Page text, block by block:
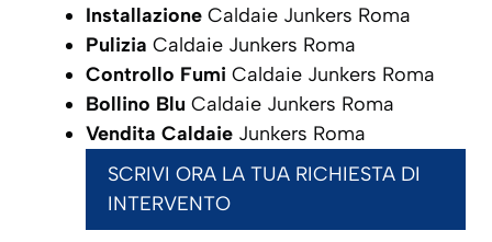
Installazione Caldaie Junkers Roma
Pulizia Caldaie Junkers Roma
Controllo Fumi Caldaie Junkers Roma
Bollino Blu Caldaie Junkers Roma
Vendita Caldaie Junkers Roma
SCRIVI ORA LA TUA RICHIESTA DI
INTERVENTO